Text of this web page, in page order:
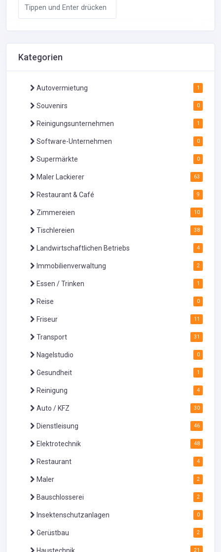
Kategorien
Autovermietung 1
Souvenirs 0
Reinigungsunternehmen 1
Software-Unternehmen 0
Supermärkte 0
Maler Lackierer 63
Restaurant & Café 9
Zimmereien 10
Tischlereien 38
Landwirtschaftlichen Betriebs 4
Immobilienverwaltung 2
Essen / Trinken 1
Reise 0
Friseur 11
Transport 31
Nagelstudio 0
Gesundheit 1
Reinigung 4
Auto / KFZ 30
Dienstleisung 46
Elektrotechnik 48
Restaurant 4
Maler 2
Bauschlosserei 2
Insektenschutzanlagen 0
Gerüstbau 2
Haustechnik 21